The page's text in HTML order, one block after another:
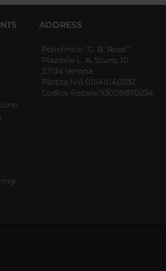
ADDRESS
Policlinico “G. B. Rossi”
Piazzale L. A. Scuro, 10
37134 Verona
Partita IVA 01541040232
Codice Fiscale:93009870234